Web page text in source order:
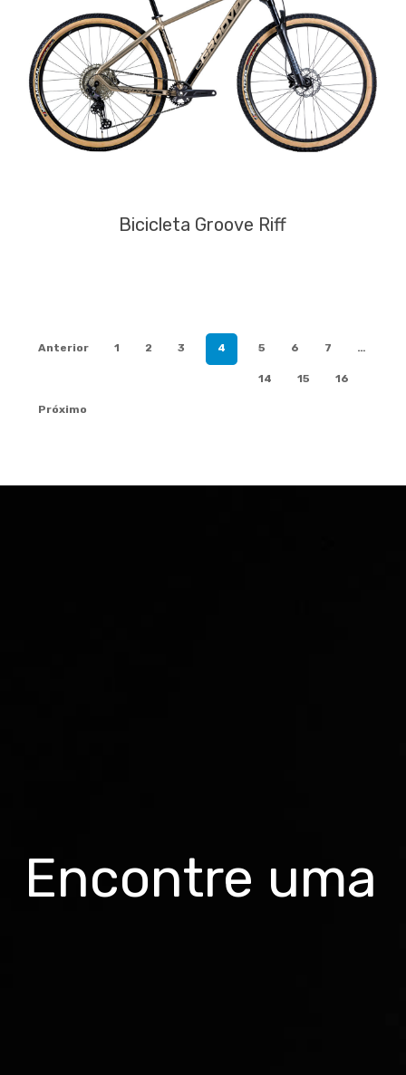
Bicicleta Groove Riff
Anterior 1 2 3 4 5 6 7 …
14 15 16
Próximo
Encontre uma